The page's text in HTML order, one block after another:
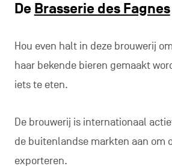
De Brasserie des Fagnes
Hou even halt in deze brouwerij
haar bekende bieren gemaakt
iets te eten.
De brouwerij is internationaal
de buitenlandse markten aan om
exporteren.